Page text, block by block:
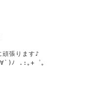
頑張ります♪
ﾉ .:｡+゜｡